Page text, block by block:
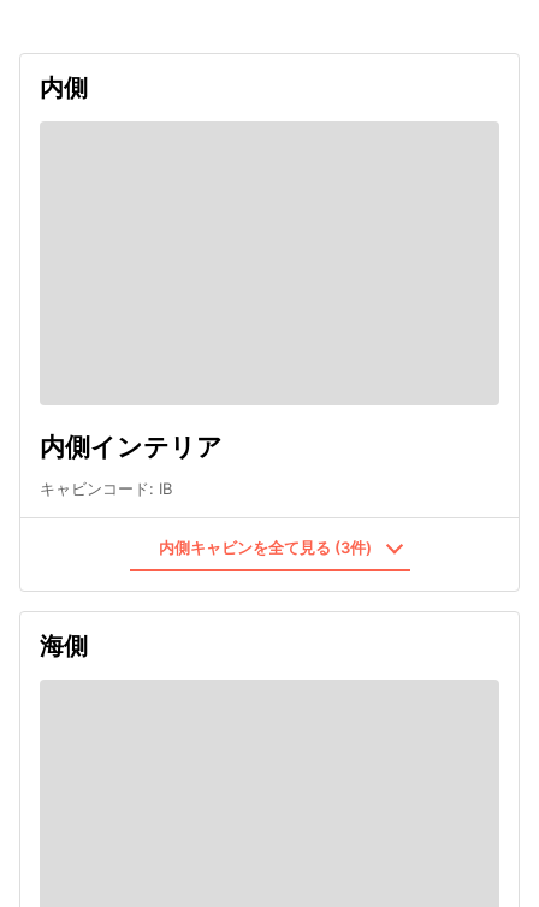
内側
内側インテリア
キャビンコード: IB
内側キャビンを全て見る (3件)
海側